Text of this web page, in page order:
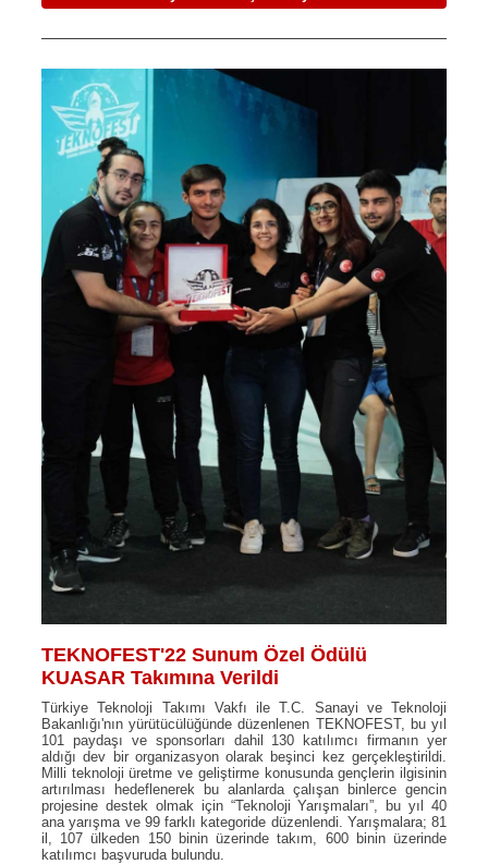
TEKNOFEST'22 Sunum Özel Ödülü
KUASAR Takımına Verildi
Türkiye Teknoloji Takımı Vakfı ile T.C. Sanayi ve Teknoloji
Bakanlığı'nın yürütücülüğünde düzenlenen TEKNOFEST, bu yıl
101 paydaşı ve sponsorları dahil 130 katılımcı firmanın yer
aldığı dev bir organizasyon olarak beşinci kez gerçekleştirildi.
Milli teknoloji üretme ve geliştirme konusunda gençlerin ilgisinin
artırılması hedeflenerek bu alanlarda çalışan binlerce gencin
projesine destek olmak için “Teknoloji Yarışmaları”, bu yıl 40
ana yarışma ve 99 farklı kategoride düzenlendi. Yarışmalara; 81
il, 107 ülkeden 150 binin üzerinde takım, 600 binin üzerinde
katılımcı başvuruda bulundu.